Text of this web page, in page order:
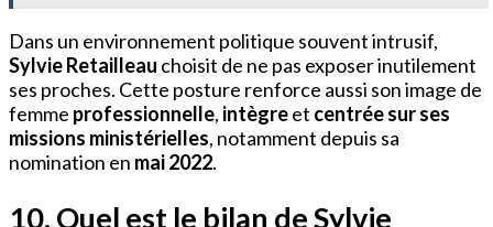
Dans un environnement politique souvent intrusif,
Sylvie Retailleau choisit de ne pas exposer inutilement
ses proches. Cette posture renforce aussi son image de
femme professionnelle, intègreet centrée sur ses
missions ministérielles, notamment depuis sa
nomination en mai 2022.
10. Quel est le bilan de Sylvie